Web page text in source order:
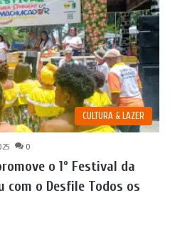
CULTURA & LAZER
0
o 1º Festival da
com o Desfile Todos os